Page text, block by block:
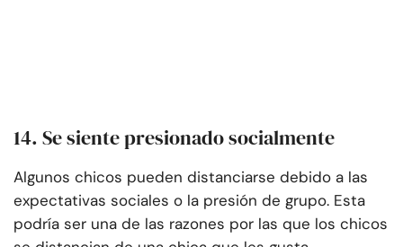
14. Se siente presionado socialmente
Algunos chicos pueden distanciarse debido a las
expectativas sociales o la presión de grupo. Esta
podría ser una de las razones por las que los chicos